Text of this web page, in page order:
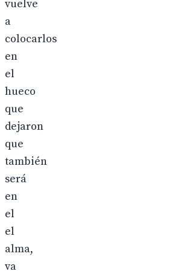
vuelve
a
colocarlos
en
el
hueco
que
dejaron
que
también
será
en
el
el
alma,
va